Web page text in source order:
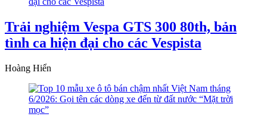
Trải nghiệm Vespa GTS 300 80th, bản
tình ca hiện đại cho các Vespista
Hoàng Hiển